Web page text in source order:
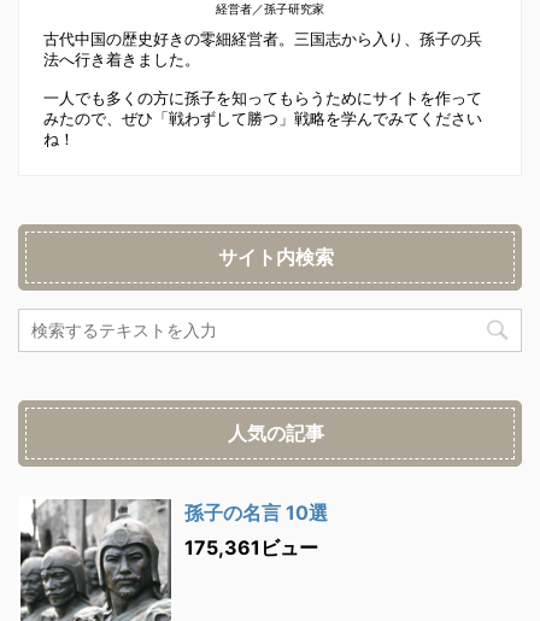
経営者／孫子研究家
古代中国の歴史好きの零細経営者。三国志から入り、孫子の兵
法へ行き着きました。
一人でも多くの方に孫子を知ってもらうためにサイトを作って
みたので、ぜひ「戦わずして勝つ」戦略を学んでみてください
ね！
サイト内検索
人気の記事
孫子の名言 10選
175,361ビュー